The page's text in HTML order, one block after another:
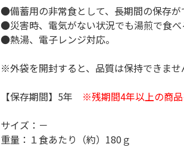
●備蓄用の非常食として、長期間の保存が
●災害時、電気がない状況でも湯煎で食べ
●熱湯、電子レンジ対応。
※外袋を開封すると、品質は保持できませ
【保存期間】5年 ※残期間4年以上の商品
サイズ：－
重量：１食あたり（約）180ｇ